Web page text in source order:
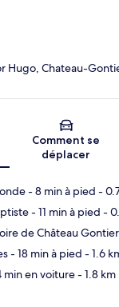
Carte
Hugo, Chateau-
Comment se
déplacer
- 8 min à pied -
- 11 min à pied -
de Château Gontier
- 18 min à pied - 1.6
min en voiture- 1.8 km